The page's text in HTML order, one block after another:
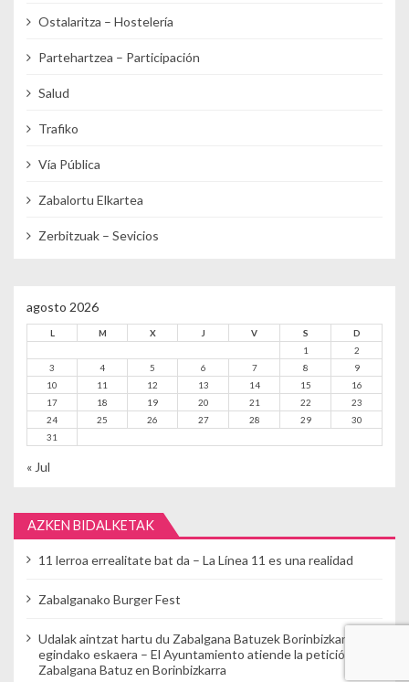
Ostalaritza – Hostelería
Partehartzea – Participación
Salud
Trafiko
Vía Pública
Zabalortu Elkartea
Zerbitzuak – Sevicios
agosto 2026
L M X J V S
D
1
2
3
4 5 6 7 8
9
10
11 12 13 14 15
16
17
18 19 20 21 22
23
24
25 26 27 28 29
30
31
« Jul
AZKEN BIDALKETAK
11 lerroa errealitate bat da – La Línea 11 es una realidad
Zabalganako Burger Fest
Udalak aintzat hartu du Zabalgana Batuzek Borinbizkarran
egindako eskaera – El Ayuntamiento atiende la petición de
Zabalgana Batuz en Borinbizkarra